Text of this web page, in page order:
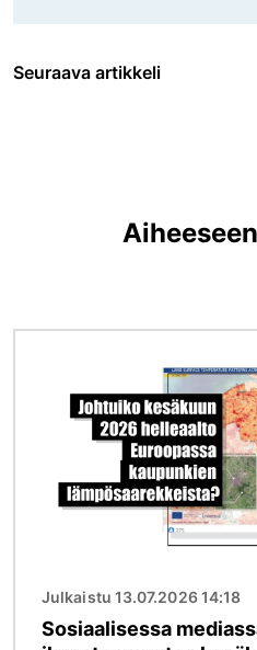
Seuraava artikkeli
Julkaistu 13.07.2026 14:18
Sosiaalisessa